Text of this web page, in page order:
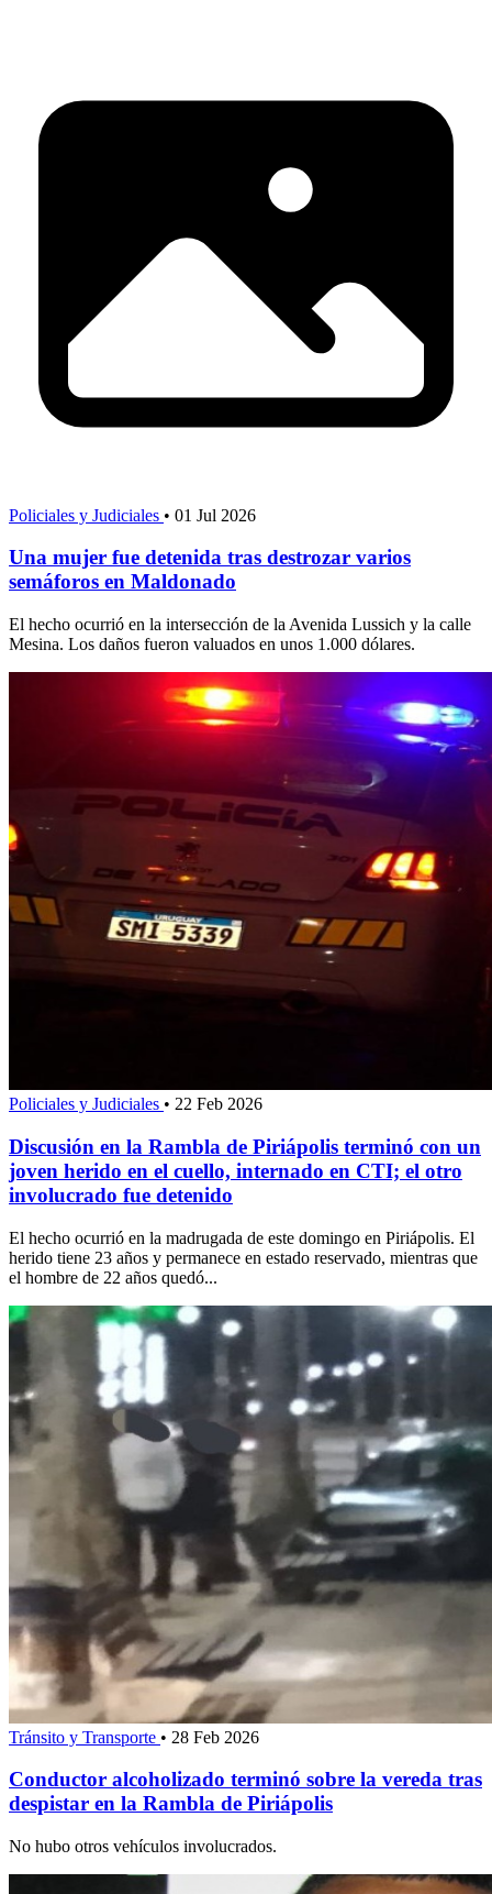
Policiales y Judiciales • 01 Jul 2026
Una mujer fue detenida tras destrozar varios
semáforos en Maldonado
El hecho ocurrió en la intersección de la Avenida Lussich y la calle
Mesina. Los daños fueron valuados en unos 1.000 dólares.
Policiales y Judiciales • 22 Feb 2026
Discusión en la Rambla de Piriápolis terminó con un
joven herido en el cuello, internado en CTI; el otro
involucrado fue detenido
El hecho ocurrió en la madrugada de este domingo en Piriápolis. El
herido tiene 23 años y permanece en estado reservado, mientras que
el hombre de 22 años quedó...
Tránsito y Transporte • 28 Feb 2026
Conductor alcoholizado terminó sobre la vereda tras
despistar en la Rambla de Piriápolis
No hubo otros vehículos involucrados.